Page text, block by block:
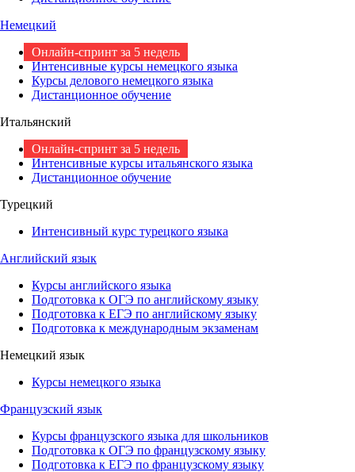
Немецкий
Онлайн-спринт за 5 недель
Интенсивные курсы немецкого языка
Курсы делового немецкого языка
Дистанционное обучение
Итальянский
Онлайн-спринт за 5 недель
Интенсивные курсы итальянского языка
Дистанционное обучение
Турецкий
Интенсивный курс турецкого языка
Английский язык
Курсы английского языка
Подготовка к ОГЭ по английскому языку
Подготовка к ЕГЭ по английскому языку
Подготовка к международным экзаменам
Немецкий язык
Курсы немецкого языка
Французский язык
Курсы французского языка для школьников
Подготовка к ОГЭ по французскому языку
Подготовка к ЕГЭ по французскому языку